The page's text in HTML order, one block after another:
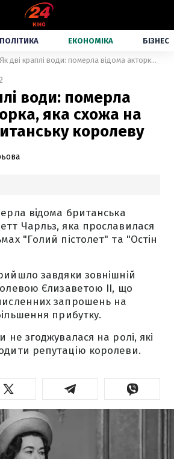
ЕКОНОМІКА БІЗНЕС
Як дві краплі води: померла відома акторка, яка схожа на покійну британську королеву
води: померла
яка схожа на
королеву
відома британська
Чарльз, яка прославилася
"Голий пістолет" та "Остін
завдяки зовнішній
Єлизаветою ІІ, що
запрошень на
прибутку.
не згоджувалася на ролі, які
репутацію королеви.